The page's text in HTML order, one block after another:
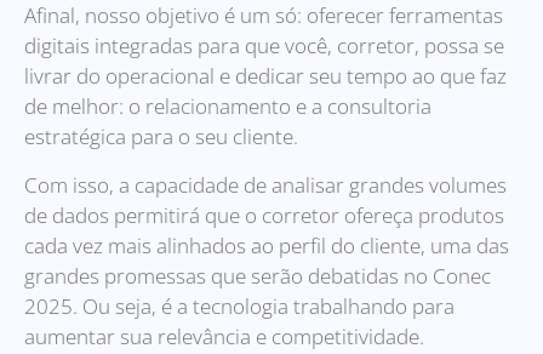
Afinal, nosso objetivo é um só: oferecer ferramentas
digitais integradas para que você, corretor, possa se
livrar do operacional e dedicar seu tempo ao que faz
de melhor: o relacionamento e a consultoria
estratégica para o seu cliente.
Com isso, a capacidade de analisar grandes volumes
de dados permitirá que o corretor ofereça produtos
cada vez mais alinhados ao perfil do cliente, uma das
grandes promessas que serão debatidas no Conec
2025. Ou seja, é a tecnologia trabalhando para
aumentar sua relevância e competitividade.